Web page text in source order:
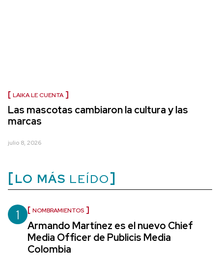
LAIKA LE CUENTA
Las mascotas cambiaron la cultura y las
marcas
julio 8, 2026
LO MÁS LEÍDO
1 NOMBRAMIENTOS
Armando Martínez es el nuevo Chief
Media Officer de Publicis Media
Colombia